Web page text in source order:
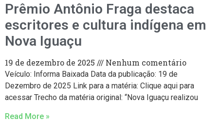
Prêmio Antônio Fraga destaca
escritores e cultura indígena em
Nova Iguaçu
19 de dezembro de 2025 Nenhum comentário
Veículo: Informa Baixada Data da publicação: 19 de
Dezembro de 2025 Link para a matéria: Clique aqui para
acessar Trecho da matéria original: “Nova Iguaçu realizou
Read More »